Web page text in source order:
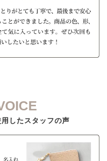
したスタッフの声